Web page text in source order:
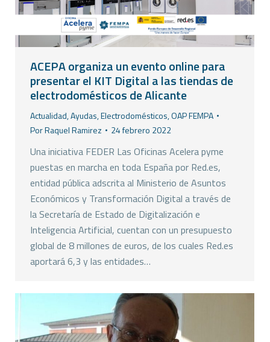
ACEPA organiza un evento online para
presentar el KIT Digital a las tiendas de
electrodomésticos de Alicante
Actualidad,Ayudas,Electrodomésticos,OAP FEMPA
PorRaquel Ramirez 24 febrero 2022
Una iniciativa FEDER Las Oficinas Acelera pyme
puestas en marcha en toda España por Red.es,
entidad pública adscrita al Ministerio de Asuntos
Económicos y Transformación Digital a través de
la Secretaría de Estado de Digitalización e
Inteligencia Artificial, cuentan con un presupuesto
global de 8 millones de euros, de los cuales Red.es
aportará 6,3 y las entidades…